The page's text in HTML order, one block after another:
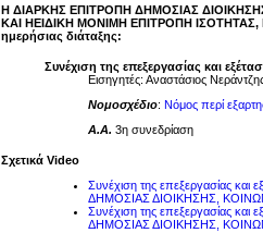
Η ΔΙΑΡΚΗΣ ΕΠΙΤΡΟΠΗ ΔΗΜΟΣΙΑΣ
ΚΑΙ HΕΙΔΙΚΗ ΜΟΝΙΜΗ ΕΠΙΤΡΟΠΗ
ημερήσιας διάταξης:
Συνέχιση της επεξεργασίας και
Εισηγητές: Αναστάσιος
Νομοσχέδιο: Νόμος περί
A.A. 3η συνεδρίαση
Σχετικά Video
Συνέχιση της επεξεργασίας
ΔΗΜΟΣΙΑΣ ΔΙΟΙΚΗΣΗΣ,
Συνέχιση της επεξεργασίας
ΔΗΜΟΣΙΑΣ ΔΙΟΙΚΗΣΗΣ,